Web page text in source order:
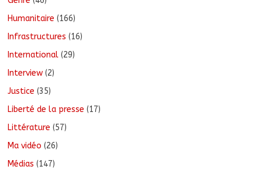
Humanitaire (166)
Infrastructures (16)
International (29)
Interview (2)
Justice (35)
Liberté de la presse (17)
Littérature (57)
Ma vidéo (26)
Médias (147)